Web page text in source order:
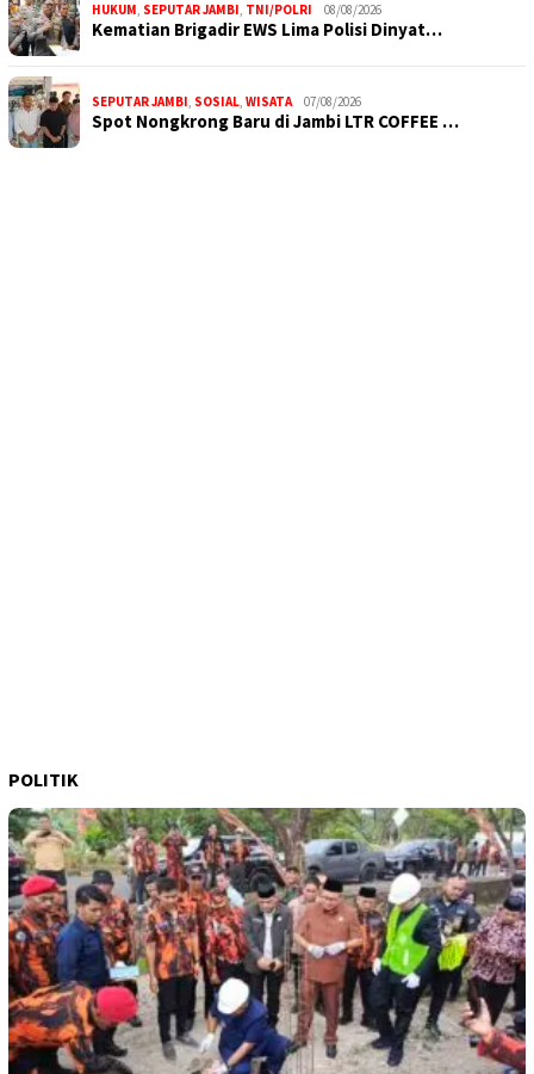
HUKUM, SEPUTAR JAMBI, TNI/POLRI 08/08/2026
Kematian Brigadir EWS Lima Polisi Dinyat…
SEPUTAR JAMBI, SOSIAL, WISATA 07/08/2026
Spot Nongkrong Baru di Jambi LTR COFFEE …
POLITIK